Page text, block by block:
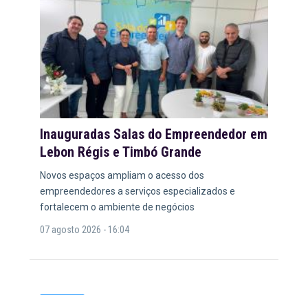
Inauguradas Salas do Empreendedor em
Lebon Régis e Timbó Grande
Novos espaços ampliam o acesso dos
empreendedores a serviços especializados e
fortalecem o ambiente de negócios
07 agosto 2026 - 16:04